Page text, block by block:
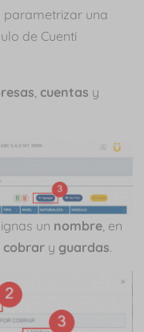
parametrizar una
de Cuenti
cuentas y
un nombre , en
cobrar y guardas.